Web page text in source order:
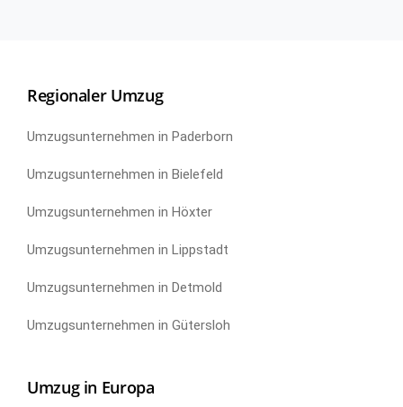
Regionaler Umzug
Umzugsunternehmen in Paderborn
Umzugsunternehmen in Bielefeld
Umzugsunternehmen in Höxter
Umzugsunternehmen in Lippstadt
Umzugsunternehmen in Detmold
Umzugsunternehmen in Gütersloh
Umzug in Europa